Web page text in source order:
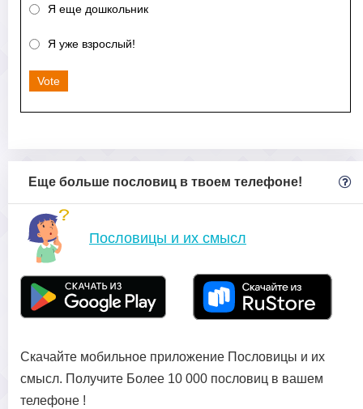
Я еще дошкольник
Я уже взрослый!
Vote
Еще больше пословиц в твоем телефоне!
Пословицы и их смысл
Скачайте мобильное приложение Пословицы и их
смысл. Получите Более 10 000 пословиц в вашем
телефоне !